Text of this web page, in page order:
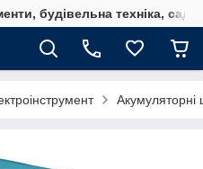
будівельна техніка,
Акумуляторні